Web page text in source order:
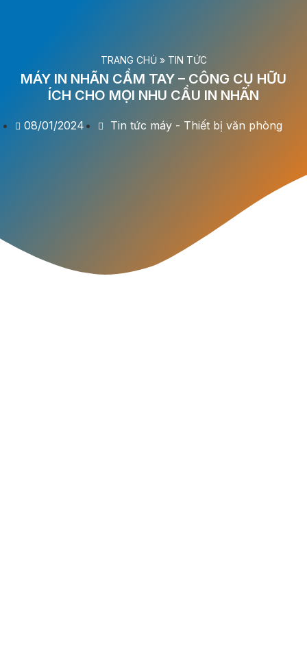
TRANG CHỦ» TIN TỨC
MÁY IN NHÃN CẦM TAY – CÔNG CỤ HỮU
ÍCH CHO MỌI NHU CẦU IN NHÃN
08/01/2024 Tin tức máy - Thiết bị văn phòng